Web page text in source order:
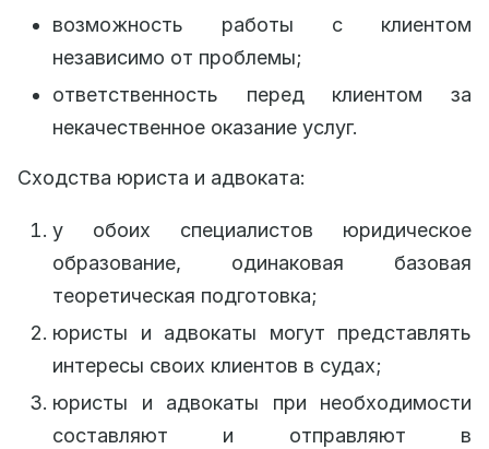
возможность работы с клиентом
независимо от проблемы;
ответственность перед клиентом за
некачественное оказание услуг.
Сходства юриста и адвоката:
у обоих специалистов юридическое
образование, одинаковая базовая
теоретическая подготовка;
юристы и адвокаты могут представлять
интересы своих клиентов в судах;
юристы и адвокаты при необходимости
составляют и отправляют в